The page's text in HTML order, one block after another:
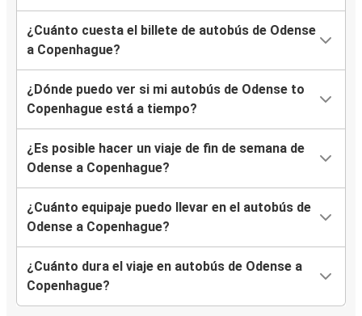
¿Cuánto cuesta el billete de autobús de Odense
a Copenhague?
¿Dónde puedo ver si mi autobús de Odense to
Copenhague está a tiempo?
¿Es posible hacer un viaje de fin de semana de
Odense a Copenhague?
¿Cuánto equipaje puedo llevar en el autobús de
Odense a Copenhague?
¿Cuánto dura el viaje en autobús de Odense a
Copenhague?